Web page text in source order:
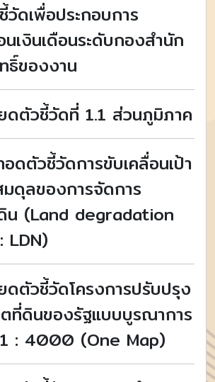
ดเพื่อประกอบการ
เงินเดือนระดับกองสำนัก
ธิ์ของงาน
ดตัวชี้วัดที่ 1.1 ส่วนภูมิภาค
ดตัวชี้วัดการขับเคลื่อนเป้า
ดุลของการจัดการ
น (Land degradation
ดตัวชี้วัดโครงการปรับปรุง
ตที่ดินของรัฐแบบบูรณาการ
: 4000 (One Map)